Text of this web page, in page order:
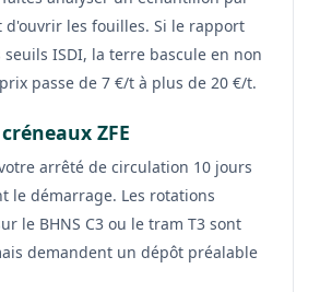
d'ouvrir les fouilles. Si le rapport
seuils ISDI, la terre bascule en non
passe de 7 €/t à plus de 20 €/t.
ZFE
arrêté de circulation 10 jours
le démarrage. Les rotations
le BHNS C3 ou le tram T3 sont
demandent un dépôt préalable